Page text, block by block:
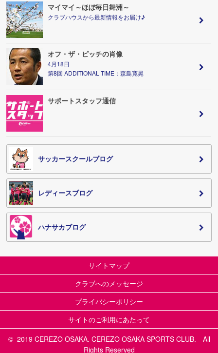
マイマイ～ほぼ毎日舞洲～
クラブハウスから最新情報をお届け♪
オフ・ザ・ピッチの肖像
4月18日
第8回 ADDITIONAL TIME：森島寛晃
サポートスタッフ通信
サッカースクールブログ
レディースブログ
ハナサカブログ
サイトマップ
クラブへのメッセージ
プライバシーポリシー
サイトのご利用にあたって
© 2019 CEREZO OSAKA. CEREZO OSAKA SPORTS CLUB. All
Rights Reserved